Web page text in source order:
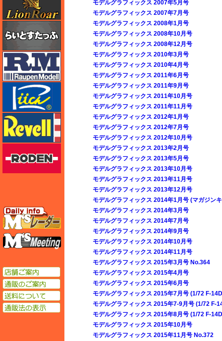
モデルグラフィックス 2007年5月号
モデルグラフィックス 2007年7月号
モデルグラフィックス 2008年1月号
モデルグラフィックス 2008年10月号
モデルグラフィックス 2008年12月号
モデルグラフィックス 2010年3月号
モデルグラフィックス 2010年4月号
モデルグラフィックス 2011年6月号
モデルグラフィックス 2011年9月号
モデルグラフィックス 2011年10月号
モデルグラフィックス 2011年11月号
モデルグラフィックス 2012年1月号
モデルグラフィックス 2012年7月号
モデルグラフィックス 2012年10月号
モデルグラフィックス 2013年2月号
モデルグラフィックス 2013年5月号
モデルグラフィックス 2013年10月号
モデルグラフィックス 2013年11月号
モデルグラフィックス 2013年12月号
モデルグラフィックス 2014年1月号 (マガジン
モデルグラフィックス 2014年3月号
モデルグラフィックス 2014年7月号
モデルグラフィックス 2014年9月号
モデルグラフィックス 2014年10月号
モデルグラフィックス 2014年11月号
モデルグラフィックス 2015年3月号 No.364
モデルグラフィックス 2015年4月号
モデルグラフィックス 2015年6月号
モデルグラフィックス 2015年7月号 (1/72 F-
モデルグラフィックス 2015年7-9月号 (1/72 F-
モデルグラフィックス 2015年8月号 (1/72 F-
モデルグラフィックス 2015年10月号
モデルグラフィックス 2015年11月号 No.372
らいとすたっふ
ラウペンモデル
リッチモデル
エムズレーダー
エムズミーティング
通販のご案内
送料について
通販法の表示